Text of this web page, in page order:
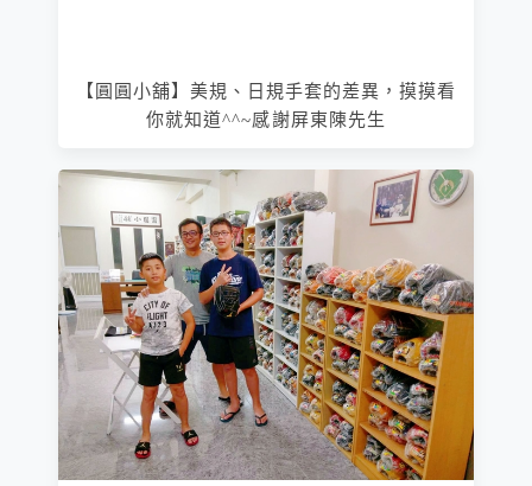
【圓圓小舖】美規、日規手套的差異，摸摸看
你就知道^^~感謝屏東陳先生